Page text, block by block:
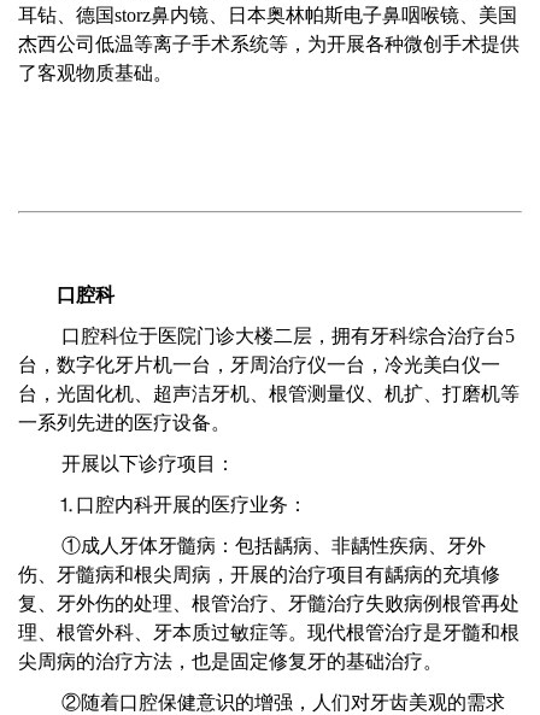
耳钻、德国storz鼻内镜、日本奥林帕斯电子鼻咽喉镜、美国
杰西公司低温等离子手术系统等，为开展各种微创手术提供
了客观物质基础。
口腔科
口腔科位于医院门诊大楼二层，拥有牙科综合治疗台5
台，数字化牙片机一台，牙周治疗仪一台，冷光美白仪一
台，光固化机、超声洁牙机、根管测量仪、机扩、打磨机等
一系列先进的医疗设备。
开展以下诊疗项目：
⒈口腔内科开展的医疗业务：
①成人牙体牙髓病：包括龋病、非龋性疾病、牙外
伤、牙髓病和根尖周病，开展的治疗项目有龋病的充填修
复、牙外伤的处理、根管治疗、牙髓治疗失败病例根管再处
理、根管外科、牙本质过敏症等。现代根管治疗是牙髓和根
尖周病的治疗方法，也是固定修复牙的基础治疗。
②随着口腔保健意识的增强，人们对牙齿美观的需求